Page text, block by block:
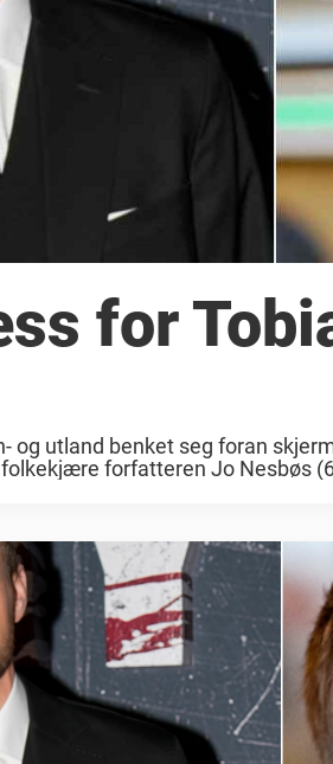
for
og utland benket seg foran
forfatteren Jo Nesbøs